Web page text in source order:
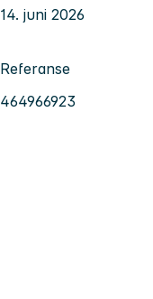
14. juni 2026
Referanse
464966923